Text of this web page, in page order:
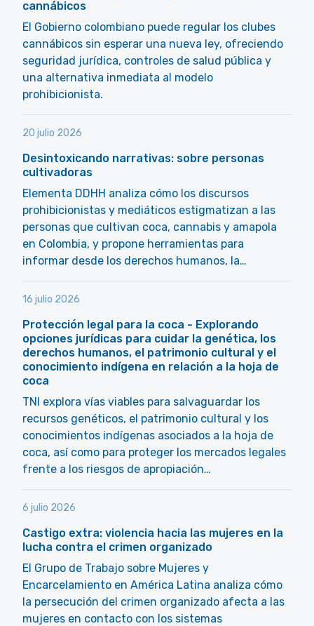
cannábicos
El Gobierno colombiano puede regular los clubes
cannábicos sin esperar una nueva ley, ofreciendo
seguridad jurídica, controles de salud pública y
una alternativa inmediata al modelo
prohibicionista.
20 julio 2026
Desintoxicando narrativas: sobre personas
cultivadoras
Elementa DDHH analiza cómo los discursos
prohibicionistas y mediáticos estigmatizan a las
personas que cultivan coca, cannabis y amapola
en Colombia, y propone herramientas para
informar desde los derechos humanos, la…
16 julio 2026
Protección legal para la coca - Explorando
opciones jurídicas para cuidar la genética, los
derechos humanos, el patrimonio cultural y el
conocimiento indígena en relación a la hoja de
coca
TNI explora vías viables para salvaguardar los
recursos genéticos, el patrimonio cultural y los
conocimientos indígenas asociados a la hoja de
coca, así como para proteger los mercados legales
frente a los riesgos de apropiación…
6 julio 2026
Castigo extra: violencia hacia las mujeres en la
lucha contra el crimen organizado
El Grupo de Trabajo sobre Mujeres y
Encarcelamiento en América Latina analiza cómo
la persecución del crimen organizado afecta a las
mujeres en contacto con los sistemas